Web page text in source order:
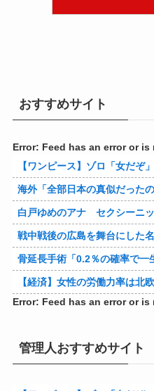
おすすめサイト
Error: Feed has an error or is
【ワンピース】ゾロ「女だぞ」エネル「見ればわ
海外「全部日本の真似だったのか…」 日本の普通の
白戸ゆめのアナ セクシーニットの
戦中戦後の広島を舞台にした名作漫画『はだしのゲン』が全巻
骨延長手術「0.2％の確率で一生歩けない体に
【経済】女性の労働力率は北欧並みも「低賃金依存」の
Error: Feed has an error or is
管理人おすすめサイト